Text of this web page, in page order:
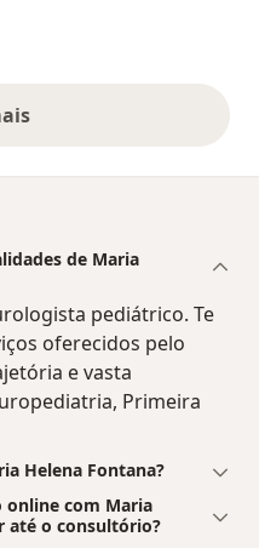
acima
de Maria
pediátrico. Te
oferecidos pelo
e vasta
Primeira
Helena Fontana?
online com Maria
até o consultório?